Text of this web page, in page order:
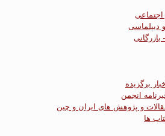
اجتماعی
دیپلماسی
اخبار برگزیده
انجمن
و پژوهش های ایران و چین
ها